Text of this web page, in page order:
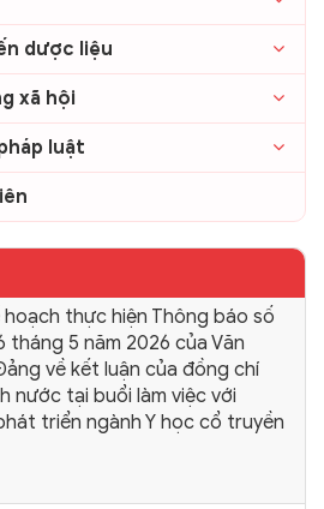
dược liệu
xã hội
luật
hoạch thực hiện Thông báo số
tháng 5 năm 2026 của Văn
về kết luận của đồng chí
nước tại buổi làm việc với
triển ngành Y học cổ truyền